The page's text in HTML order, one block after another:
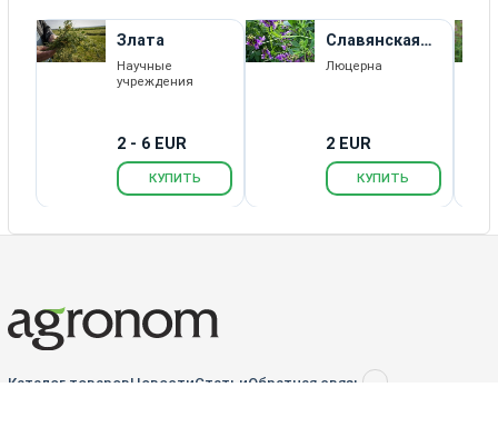
Злата
Научные
учреждения
2 - 6 EUR
КУПИТЬ
Славянская
Местная
Люцерна
2 EUR
КУПИТЬ
Каталог товаровНовостиСтатьиОбратная связь RSS